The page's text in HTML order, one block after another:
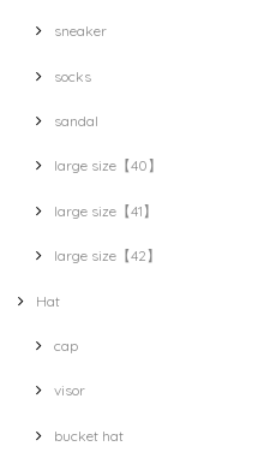
sneaker
socks
sandal
large size【40】
large size【41】
large size【42】
Hat
cap
visor
bucket hat